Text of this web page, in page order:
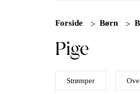
Forside Børn
Pige
Strømper